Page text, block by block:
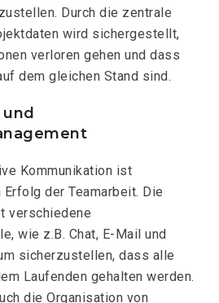
Durch die zentrale
wird sichergestellt,
verloren gehen und dass
dem gleichen Stand sind.
Kommunikation ist
der Teamarbeit. Die
verschiedene
wie z.B. Chat, E-Mail und
sicherzustellen, dass alle
Laufenden gehalten werden.
die Organisation von